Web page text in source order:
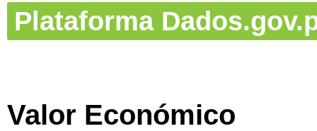
Plataforma
Valor Económico